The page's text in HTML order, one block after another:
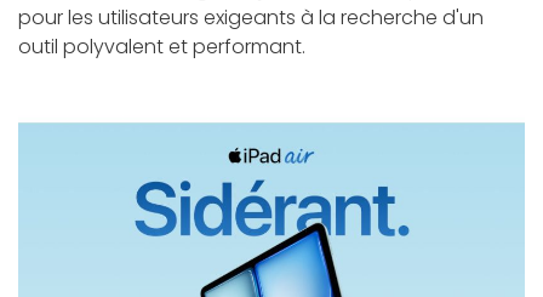
pour les utilisateurs exigeants à la recherche d'un
outil polyvalent et performant.